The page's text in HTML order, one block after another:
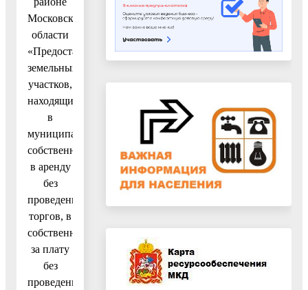
Московской
области
«Предоставление
земельных
участков,
находящихся
в
муниципальной
собственности,
в аренду
без
проведения
торгов, в
собственность
за плату
без
проведения